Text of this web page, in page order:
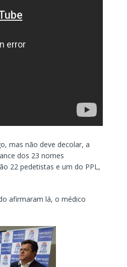
mas não deve decolar, a
dos 23 nomes
22 pedetistas e um do PPL,
afirmaram lá, o médico